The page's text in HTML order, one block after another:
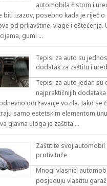
automobila čistom i
biti izazov, posebno kada je riječ o
od prljavštine, vlage i oštećenja.
gumi …
Tepisi za auto su
dodatak za zaštitu i
Tepisi za auto jedan su
najpraktičnijih dodataka
održavanje vozila. Iako se
samo estetskim elementom
glavna uloga je zaštita …
Zaštitite svoj automobil
protiv tuče
Mnogi vlasnici
posjeduju vlastitu